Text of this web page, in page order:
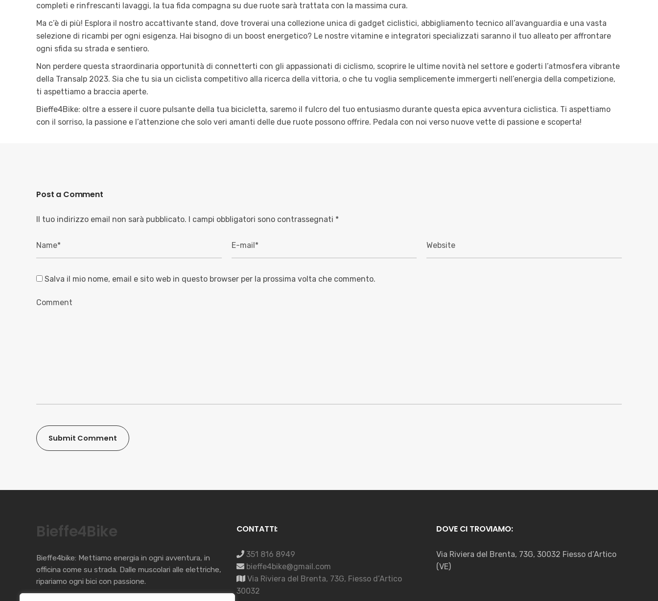
completi e rinfrescanti lavaggi, la tua fida compagna su due ruote sarà trattata con la massima cura.
Ma c’è di più! Esplora il nostro accattivante stand, dove troverai una collezione unica di gadget ciclistici, abbigliamento tecnico all’avanguardia e una vasta
selezione di ricambi per ogni esigenza. Hai bisogno di un boost energetico? Le nostre vitamine e integratori specializzati saranno il tuo alleato per affrontare
ogni sfida su strada e sentiero.
Non perdere questa straordinaria opportunità di connetterti con gli appassionati di ciclismo, scoprire le ultime novità nel settore e goderti l’atmosfera vibrante
della Transalp 2023. Sia che tu sia un ciclista competitivo alla ricerca della vittoria, o che tu voglia semplicemente immergerti nell’energia della competizione,
ti aspettiamo a braccia aperte.
Bieffe4Bike: oltre a essere il cuore pulsante della tua bicicletta, saremo il fulcro del tuo entusiasmo durante questa epica avventura ciclistica. Ti aspettiamo
con il sorriso, la passione e l’attenzione che solo veri amanti delle due ruote possono offrire. Pedala con noi verso nuove vette di passione e scoperta!
Post a Comment
Il tuo indirizzo email non sarà pubblicato. I campi obbligatori sono contrassegnati *
Salva il mio nome, email e sito web in questo browser per la prossima volta che commento.
Bieffe4Bike
Bieffe4bike: Mettiamo energia in ogni avventura, in
officina come su strada. Dalle muscolari alle elettriche,
ripariamo ogni bici con passione.
CONTATTI:
351 816 8949
bieffe4bike@gmail.com
Via Riviera del Brenta, 73G, Fiesso d’Artico
30032
DOVE CI TROVIAMO:
Via Riviera del Brenta, 73G, 30032 Fiesso d’Artico
(VE)